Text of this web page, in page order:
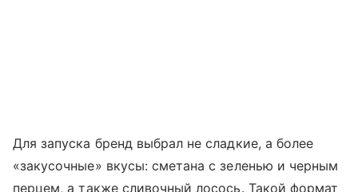
Для запуска бренд выбрал не сладкие, а более
«закусочные» вкусы: сметана с зеленью и черным
перцем, а также сливочный лосось. Такой формат